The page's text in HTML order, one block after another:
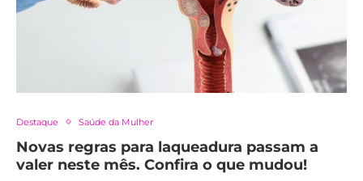
Destaque Saúde da Mulher
Novas regras para laqueadura passam a
valer neste mês. Confira o que mudou!